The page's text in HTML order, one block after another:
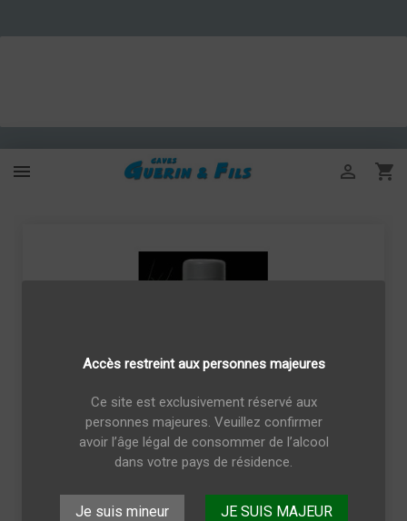
Accès restreint aux personnes majeures
Ce site est exclusivement réservé aux
personnes majeures. Veuillez confirmer
avoir l’âge légal de consommer de l’alcool
dans votre pays de résidence.
Je suis mineur JE SUIS MAJEUR
 
